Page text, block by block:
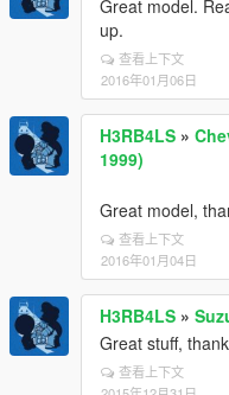
Great model.
up.
查看上下文
2016年01月06日
H3RB4LS »
1999)
Great model,
查看上下文
2016年01月04日
H3RB4LS »
Great stuff,
查看上下文